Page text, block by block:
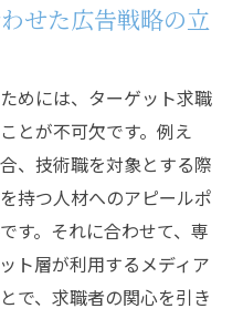
せた広告戦略の立
めには、ターゲット求職
とが不可欠です。例え
、技術職を対象とする際
持つ人材へのアピールポ
す。それに合わせて、専
ト層が利用するメディア
で、求職者の関心を引き